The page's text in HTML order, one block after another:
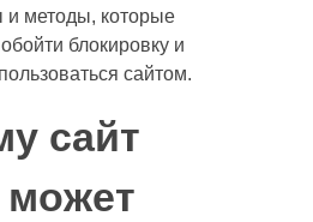
и методы, которые
блокировку и
сайтом.
сайт
может